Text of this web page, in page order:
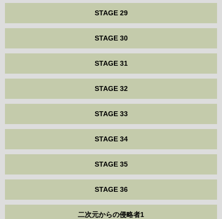
STAGE 29
STAGE 30
STAGE 31
STAGE 32
STAGE 33
STAGE 34
STAGE 35
STAGE 36
二次元からの侵略者1